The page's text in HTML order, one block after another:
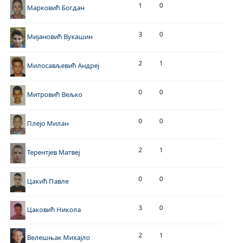
Марковић Богдан 1 0
Мијановић Вукашин 3 0
Милосављевић Андреј 2 1
Митровић Вељко 0 0
Плејо Милан 0 0
Терентјев Матвеј 2 1
Цакић Павле 0 0
Цаковић Никола 3 0
Велешњак Михајло 2 1